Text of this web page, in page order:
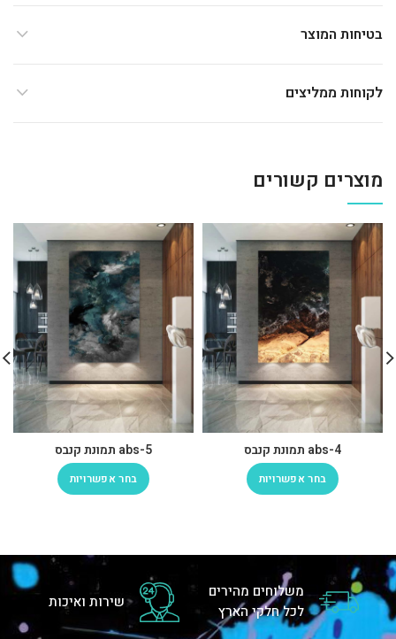
בטיחות המוצר
לקוחות ממליצים
מוצרים קשורים
abs-4 תמונת קנבס
בחר אפשרויות
abs-5 תמונת קנבס
בחר אפשרויות
משלוחים מהירים
לכל חלקי הארץ
שירות ואיכות